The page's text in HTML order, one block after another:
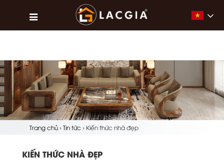
Trang chủ ›Tin tức › Kiến thức nhà đẹp
KIẾN THỨC NHÀ ĐẸP